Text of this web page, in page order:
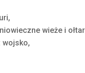
wieże i
wojsko,